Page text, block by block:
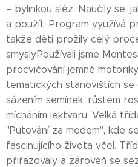
– bylinkou sléz. Naučily se,
a použít. Program využívá
takže děti prožily celý
smysly.Používali jsme
procvičování jemné
tematických stanovištích se
sázením semínek, růstem
mícháním lektvaru. Velká
"Putování za medem", kde
fascinujícího života včel.
přiřazovaly a zároveň se